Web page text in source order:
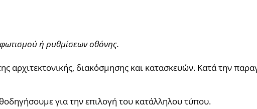
ή ρυθμίσεων οθόνης.
αρχιτεκτονικής, διακόσμησης και κατασκευών. Κατά την
για την επιλογή του κατάλληλου τύπου.